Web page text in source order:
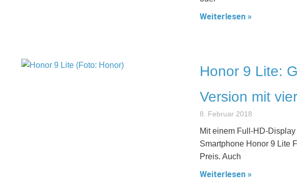
Weiterlesen »
Honor 9 Lite:
Version mit
8. Februar 2018
Mit einem Full-HD-Display
Smartphone Honor 9 Lite
Preis. Auch
Weiterlesen »